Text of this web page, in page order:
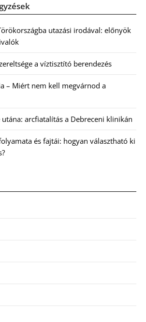
utazási irodával: előnyök
a víztisztító berendezés
– Miért nem kell megvárnod a
arcfiatalítás a Debreceni klinikán
és fajtái: hogyan választható ki